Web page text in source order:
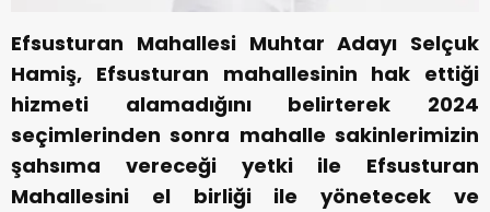
Efsusturan Mahallesi Muhtar Adayı Selçuk
Hamiş, Efsusturan mahallesinin hak ettiği
hizmeti alamadığını belirterek 2024
seçimlerinden sonra mahalle sakinlerimizin
şahsıma vereceği yetki ile Efsusturan
Mahallesini el birliği ile yönetecek ve